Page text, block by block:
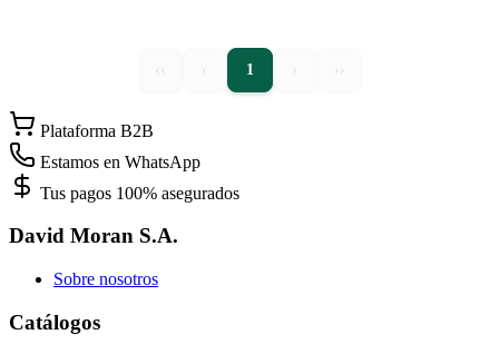
‹‹ ‹ 1 › ››
Plataforma B2B
Estamos en WhatsApp
Tus pagos 100% asegurados
David Moran S.A.
Sobre nosotros
Catálogos